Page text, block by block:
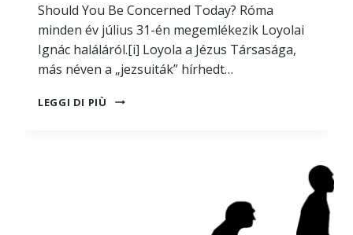
Should You Be Concerned Today? Róma
minden év július 31-én megemlékezik Loyolai
Ignác haláláról.[i] Loyola a Jézus Társasága,
más néven a „jezsuiták” hírhedt…
LEGGI DI PIÙ
KIK